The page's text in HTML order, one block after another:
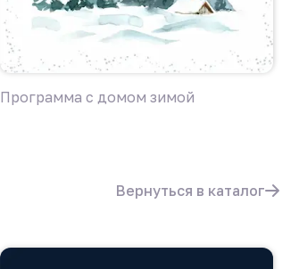
Программа с домом зимой
Вернуться в каталог